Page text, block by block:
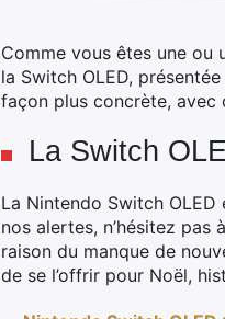
Comme vous êtes une ou
la Switch OLED,
façon plus concrète,
La Switch
La Nintendo Switch
nos alertes, n’hésitez
raison du manque de
de se l’offrir pour Noël,